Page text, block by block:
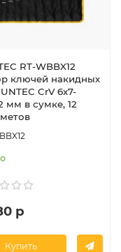
RT-WBBX12
ключей накидных
CrV 6x7-
мм в сумке, 12
р
Купить